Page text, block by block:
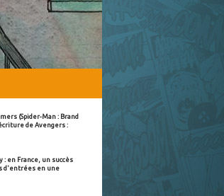
(Spider-Man : Brand
de Avengers :
: en France, un succès
d'entrées en une